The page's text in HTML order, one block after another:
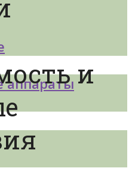
аппараты и